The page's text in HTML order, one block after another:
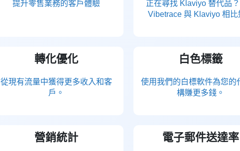
提升零售業務的客戶體驗
正在尋找 Klaviyo 替代品
Vibetrace 與 Klaviyo 相比
轉化優化
從現有流量中獲得更多收入和客
戶。
白色標籤
使用我們的白標軟件為您的
構賺更多錢。
營銷統計 電子郵件送達率